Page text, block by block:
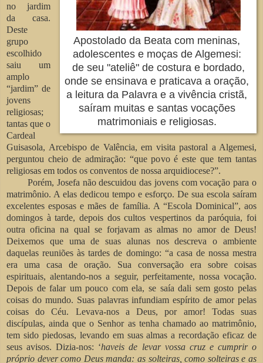
Apostolado da Beata com meninas,
adolescentes e moças de Algemesi:
de seu "ateliê" de costura e bordado,
onde se ensinava e praticava a oração,
a leitura da Palavra e a vivência cristã,
saíram muitas e santas vocações
matrimoniais e religiosas.
no jardim
da casa.
Deste
grupo
escolhido
saiu um
amplo
“jardim” de
jovens
religiosas;
tantas que o
Cardeal
Guisasola, Arcebispo de Valência, em visita pastoral a Algemesi,
perguntou cheio de admiração: “que povo é este que tem tantas
religiosas em todos os conventos de nossa arquidiocese?”.
Porém, Josefa não descuidou das jovens com vocação para o
matrimônio. A elas dedicou tempo e esforço. De sua escola saíram
excelentes esposas e mães de família. A “Escola Dominical”, aos
domingos à tarde, depois dos cultos vespertinos da paróquia, foi
outra oficina na qual se forjavam as almas no amor de Deus!
Deixemos que uma de suas alunas nos descreva o ambiente
daquelas reuniões às tardes de domingo: “a casa de nossa mestra
era uma casa de oração. Sua conversação era sobre coisas
espirituais, alentando-nos a seguir, perfeitamente, nossa vocação.
Depois de falar um pouco com ela, se saía dali sem gosto pelas
coisas do mundo. Suas palavras infundiam espírito de amor pelas
coisas do Céu. Levava-nos a Deus, por amor! Todas suas
discípulas, ainda que o Senhor as tenha chamado ao matrimônio,
tem sido piedosas, levando em suas almas a recordação eficaz de
seus avisos. Dizia-nos: ‘haveis de levar vossa cruz e cumprir o
próprio dever como Deus manda: as solteiras, como solteiras e as